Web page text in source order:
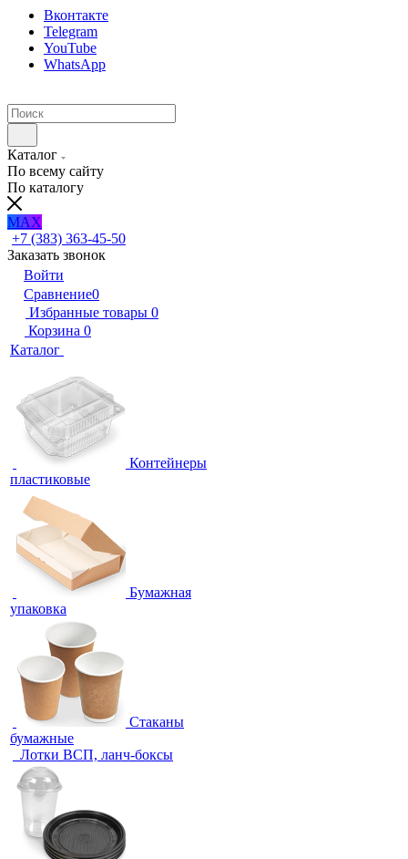
Вконтакте
Telegram
YouTube
WhatsApp
Каталог
По всему сайту
По каталогу
MAX
+7 (383) 363-45-50
Заказать звонок
Войти
Сравнение0
Избранные товары 0
Корзина 0
Каталог
Контейнеры
пластиковые
Бумажная
упаковка
Стаканы
бумажные
Лотки ВСП, ланч-боксы